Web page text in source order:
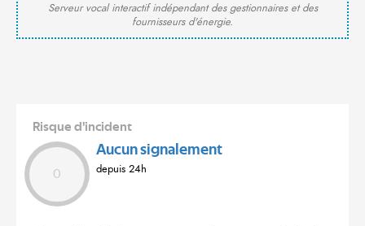
Serveur vocal interactif indépendant des gestionnaires et des
fournisseurs d'énergie.
Risque d'incident
0
Aucun signalement
depuis 24h